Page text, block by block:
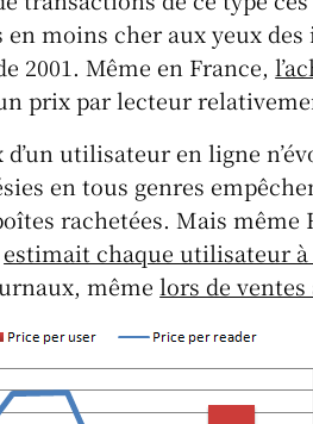
moins cher aux yeux des
2001. Même en France,
prix par lecteur
utilisateur en ligne
en tous genres
rachetées. Mais même
estimait chaque utilisateur à
mêmelors de ventes